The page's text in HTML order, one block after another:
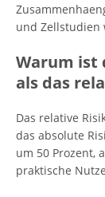
und Zellstudien
Warum ist
als das
Das relative
das absolute
um 50 Prozent,
praktische